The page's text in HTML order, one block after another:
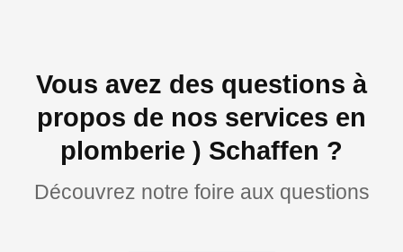
Vous avez des questions à
propos de nos services en
plomberie ) Schaffen ?
Découvrez notre foire aux questions